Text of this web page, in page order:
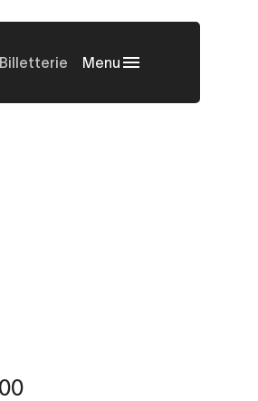
Billetterie Menu